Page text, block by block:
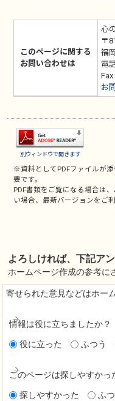
このページに関する
お問い合わせは
心
〒
福
電
お
別ウィンドウで開きます
※資料としてPDFファイルが
要です。
PDF書類をご覧になる場合は、
い場合、最新バージョンをご